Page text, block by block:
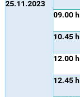
25.11.2023
09.00 h
10.45 h
12.00 h
12.45 h